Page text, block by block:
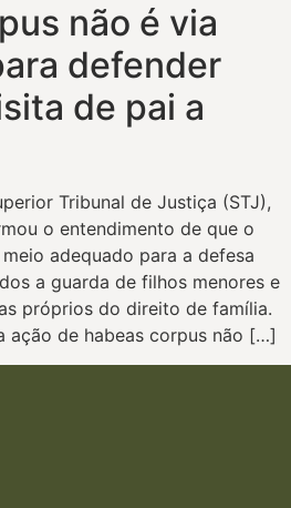
não é via
defender
de pai a
Tribunal de Justiça (STJ),
o entendimento de que o
adequado para a defesa
a guarda de filhos menores e
próprios do direito de família.
ação de habeas corpus não […]